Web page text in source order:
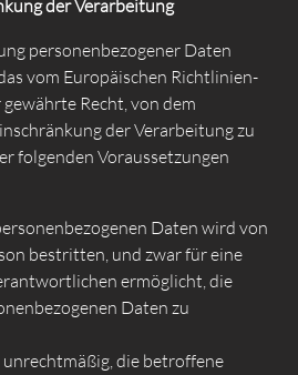
der Verarbeitung
personenbezogener Daten
vom Europäischen Richtlinien-
Recht, von dem
der Verarbeitung zu
folgenden Voraussetzungen
Daten wird von
bestritten, und zwar für eine
ermöglicht, die
Daten zu
die betroffene